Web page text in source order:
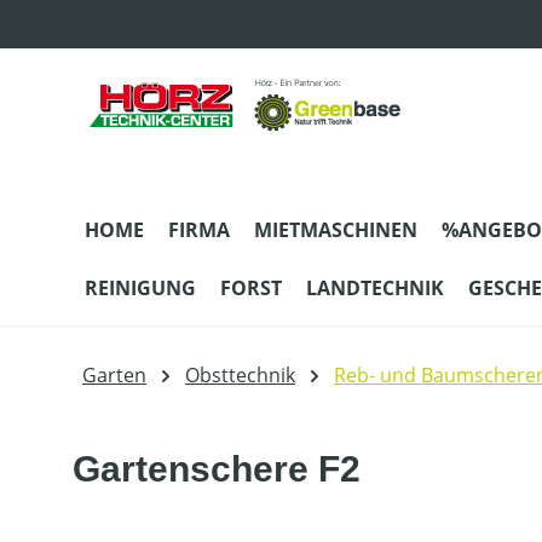
HOME FIRMA MIETMASCHINEN
REINIGUNG FORST LANDTECHNIK
Garten Obsttechnik Reb- und
Gartenschere F2